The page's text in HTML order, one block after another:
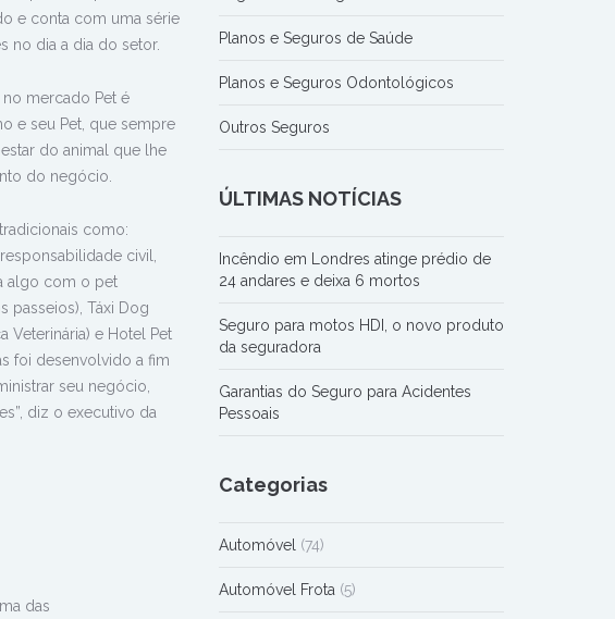
e conta com uma série
no dia a dia do setor.
mercado Pet é
e seu Pet, que sempre
do animal que lhe
do negócio.
como:
civil,
algo com o pet
passeios), Táxi Dog
Veterinária) e Hotel Pet
foi desenvolvido a fim
seu negócio,
diz o executivo da
das
Planos e Seguros de Saúde
Planos e Seguros Odontológicos
Outros Seguros
ÚLTIMAS NOTÍCIAS
Incêndio em Londres atinge prédio de
24 andares e deixa 6 mortos
Seguro para motos HDI, o novo produto
da seguradora
Garantias do Seguro para Acidentes
Pessoais
Categorias
Automóvel (74)
Automóvel Frota (5)